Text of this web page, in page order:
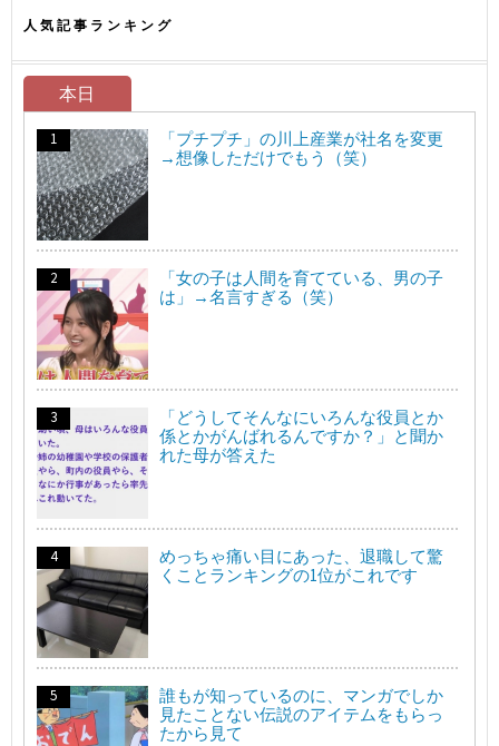
人気記事ランキング
本日
「プチプチ」の川上産業が社名を変更
→想像しただけでもう（笑）
「女の子は人間を育てている、男の子
は」→名言すぎる（笑）
「どうしてそんなにいろんな役員とか
係とかがんばれるんですか？」と聞か
れた母が答えた
めっちゃ痛い目にあった、退職して驚
くことランキングの1位がこれです
誰もが知っているのに、マンガでしか
見たことない伝説のアイテムをもらっ
たから見て